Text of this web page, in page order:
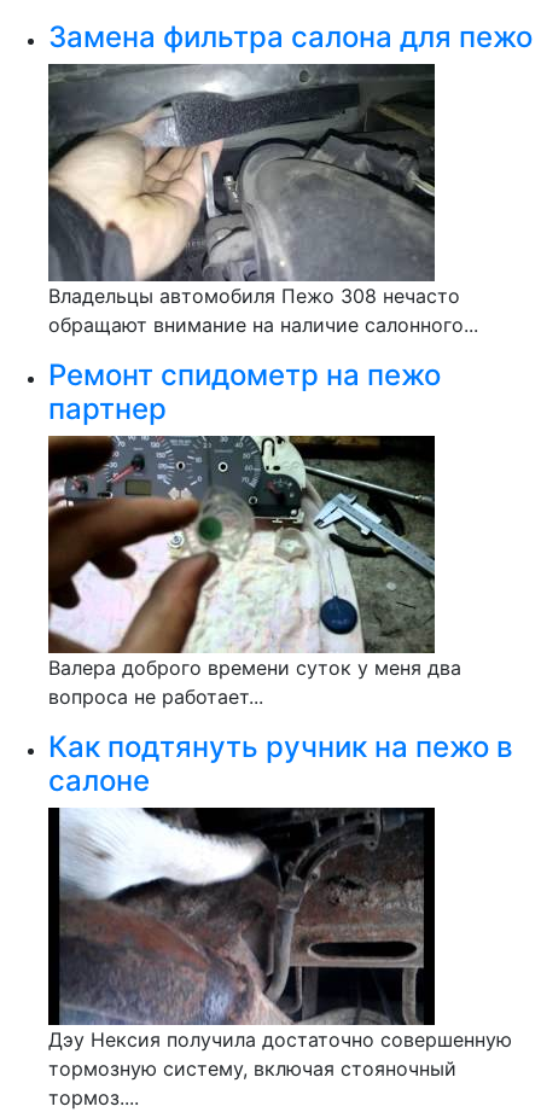
Замена фильтра салона для пежо
Владельцы автомобиля Пежо 308 нечасто
обращают внимание на наличие салонного...
Ремонт спидометр на пежо
партнер
Валера доброго времени суток у меня два
вопроса не работает...
Как подтянуть ручник на пежо в
салоне
Дэу Нексия получила достаточно совершенную
тормозную систему, включая стояночный
тормоз....